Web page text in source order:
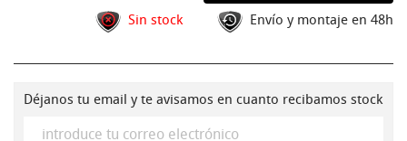
Sin stock Envío y montaje en 48h
Déjanos tu email y te avisamos en cuanto recibamos stock